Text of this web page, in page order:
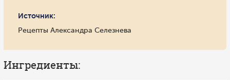
Источник:
Рецепты Александра Селезнева
Ингредиенты: